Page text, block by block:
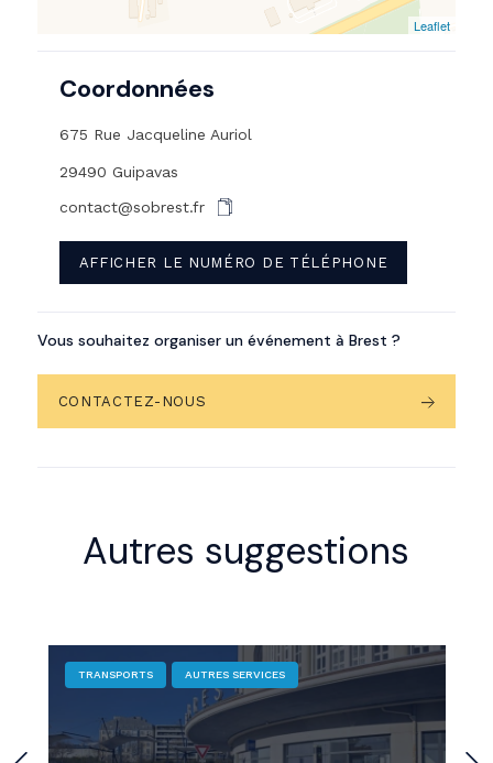
Leaflet
Coordonnées
675 Rue Jacqueline Auriol
29490 Guipavas
contact@sobrest.fr
AFFICHER LE NUMÉRO DE TÉLÉPHONE
Vous souhaitez organiser un événement à Brest ?
CONTACTEZ-NOUS
Autres suggestions
TRANSPORTS AUTRES SERVICES